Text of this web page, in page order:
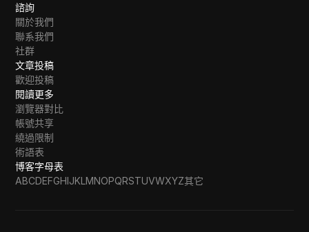
諮詢
關於我們
聯系我們
社群
文章投稿
歡迎投稿
閱讀更多
瀏覽器對比
帳號共享
繞過限制
術語表
博客字母表
ABCDEFGHIJKLMNOPQRSTUVWXYZ其它